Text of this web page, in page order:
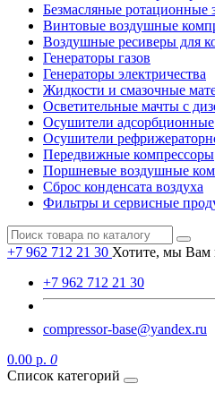
Безмасляные ротационные
Винтовые воздушные
Воздушные ресиверы для
Генераторы газов
Генераторы электричества
Жидкости и смазочные
Осветительные мачты с
Осушители адсорбционные
Осушители
Передвижные компрессоры
Поршневые воздушные
Сброс конденсата воздуха
Фильтры и сервисные
+7 962 712 21 30 Хотите, мы Вам
+7 962 712 21 30
compressor-base@yandex.ru
0.00 р. 0
Список категорий